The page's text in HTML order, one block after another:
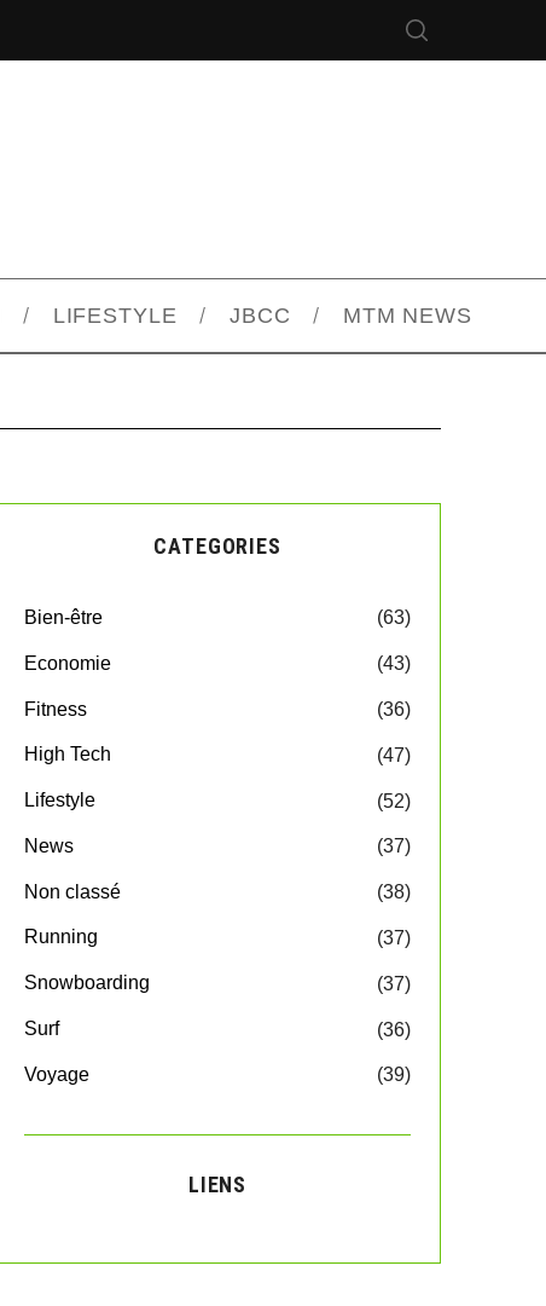
LIFESTYLE JBCC MTM NEWS
CATEGORIES
Bien-être (63)
Economie (43)
Fitness (36)
High Tech (47)
Lifestyle (52)
News (37)
Non classé (38)
Running (37)
Snowboarding (37)
Surf (36)
Voyage (39)
LIENS